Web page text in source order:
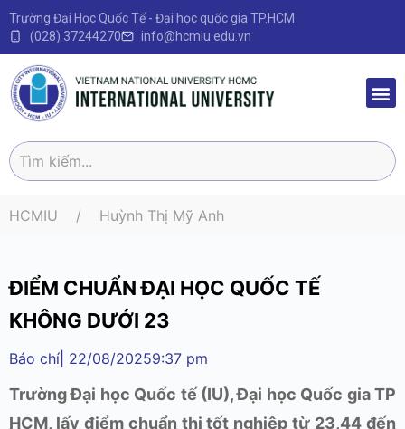
Trường Đại Học Quốc Tế - Đại học quốc gia TP.HCM
(028) 37244270
info@hcmiu.edu.vn
HCMIU Huỳnh Thị Mỹ Anh
ĐIỂM CHUẨN ĐẠI HỌC QUỐC TẾ
KHÔNG DƯỚI 23
Báo chí 22/08/20259:37 pm
Trường Đại học Quốc tế (IU), Đại học Quốc gia TP
HCM, lấy điểm chuẩn thi tốt nghiệp từ 23,44 đến